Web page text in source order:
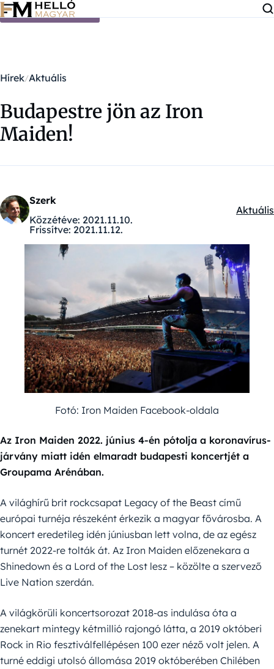
Ugrás a tartalomra
Hírek Aktuális
Budapestre jön az Iron
Maiden!
Szerk
Közzétéve: 2021.11.10.
Frissítve: 2021.11.12.
Aktuális
Fotó: Iron Maiden Facebook-oldala
Az Iron Maiden 2022. június 4-én pótolja a koronavírus-
járvány miatt idén elmaradt budapesti koncertjét a
Groupama Arénában.
A világhírű brit rockcsapat Legacy of the Beast című
európai turnéja részeként érkezik a magyar fővárosba. A
koncert eredetileg idén júniusban lett volna, de az egész
turnét 2022-re tolták át. Az Iron Maiden előzenekara a
Shinedown és a Lord of the Lost lesz – közölte a szervező
Live Nation szerdán.
A világkörüli koncertsorozat 2018-as indulása óta a
zenekart mintegy kétmillió rajongó látta, a 2019 októberi
Rock in Rio fesztiválfellépésen 100 ezer néző volt jelen. A
turné eddigi utolsó állomása 2019 októberében Chilében